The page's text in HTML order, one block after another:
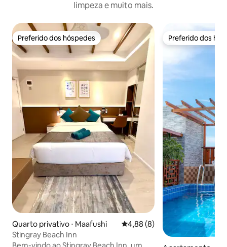
limpeza e muito mais.
Preferido dos hóspedes
Preferido dos hóspedes
Quarto privativo ⋅ Maafushi 4,88 de uma avaliação média
4,88 (8)
Stingray Beach Inn
Preferido dos
Preferido dos